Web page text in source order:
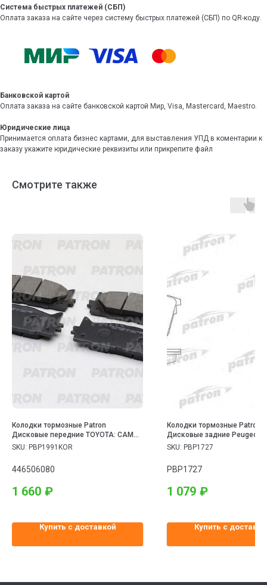
Система быстрых платежей (СБП)
Оплата заказа на сайте через систему быстрых платежей (СБП) по QR-коду.
Банковской картой
Оплата заказа на сайте банковской картой Мир, Visa, Mastercard, Maestro.
Юридические лица
Принимается оплата бизнес картами, для выставления УПД в коментарии к
заказу укажите юридические реквизиты или прикрепите файл
Смотрите также
Колодки тормозные Patron
Дисковые передние TOYOTA: CAMRY
седан 01.06- (произведено в Корее)
SKU: PBP1991KOR
446506080
1 660 ₽
Купить с доставкой
Колодки тормозные Patron
Дисковые задние Peugeot
407 SW 04-, 407 купе 05-,
SKU: PBP1727
PBP1727
1 079 ₽
Купить с